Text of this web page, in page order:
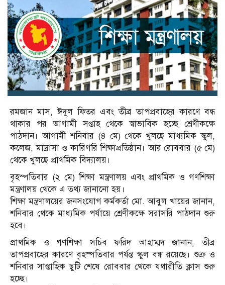
রমজান মাস, ঈদুল ফিতর এবং তীব্র তাপপ্রবাহের কারণে বন্ধ
থাকার পর আগামী সপ্তাহ থেকে স্বাভাবিক হচ্ছে শ্রেণীকক্ষে
পাঠদান। আগামী শনিবার (৪ মে) থেকে খুলছে মাধ্যমিক স্কুল,
কলেজ, মাদ্রাসা ও কারিগরি শিক্ষাপ্রতিষ্ঠান। আর রোববার (৫ মে)
থেকে খুলছে প্রাথমিক বিদ্যালয়।
বৃহস্পতিবার (২ মে) শিক্ষা মন্ত্রণালয় এবং প্রাথমিক ও গণশিক্ষা
মন্ত্রণালয় থেকে এ তথ্য জানানো হয়।
শিক্ষা মন্ত্রণালয়ের জনসংযোগ কর্মকর্তা মো. আবুল খায়ের জানান,
শনিবার থেকে মাধ্যমিক পর্যায়ে শ্রেণীকক্ষে সরাসরি পাঠদান শুরু
হবে।
প্রাথমিক ও গণশিক্ষা সচিব ফরিদ আহাম্মদ জানান, তীব্র
তাপপ্রবাহের কারণে বৃহস্পতিবার পর্যন্ত স্কুল বন্ধ রয়েছে। শুক্র ও
শনিবার সাপ্তাহিক ছুটি শেষে রোববার থেকে যথারীতি ক্লাস শুরু
হচ্ছে।